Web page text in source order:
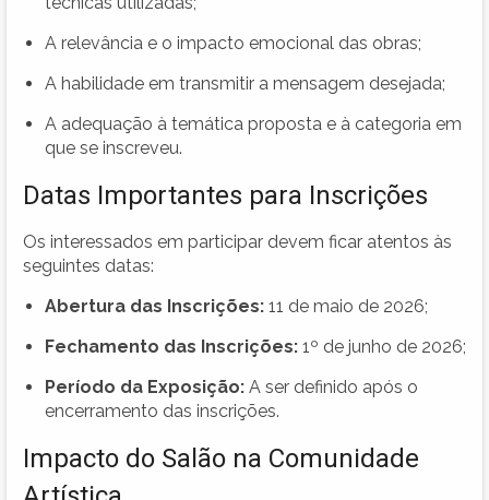
A relevância e o impacto emocional das obras;
A habilidade em transmitir a mensagem desejada;
A adequação à temática proposta e à categoria em
que se inscreveu.
Datas Importantes para Inscrições
Os interessados em participar devem ficar atentos às
seguintes datas:
Abertura das Inscrições: 11 de maio de 2026;
Fechamento das Inscrições: 1º de junho de 2026;
Período da Exposição: A ser definido após o
encerramento das inscrições.
Impacto do Salão na Comunidade